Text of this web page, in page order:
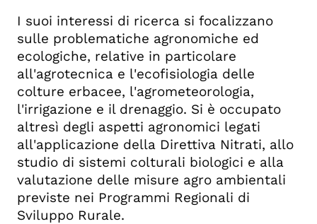
I suoi interessi di ricerca si focalizzano
sulle problematiche agronomiche ed
ecologiche, relative in particolare
all'agrotecnica e l'ecofisiologia delle
colture erbacee, l'agrometeorologia,
l'irrigazione e il drenaggio. Si è occupato
altresì degli aspetti agronomici legati
all'applicazione della Direttiva Nitrati, allo
studio di sistemi colturali biologici e alla
valutazione delle misure agro ambientali
previste nei Programmi Regionali di
Sviluppo Rurale.